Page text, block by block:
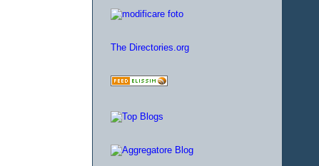
The Directories.org